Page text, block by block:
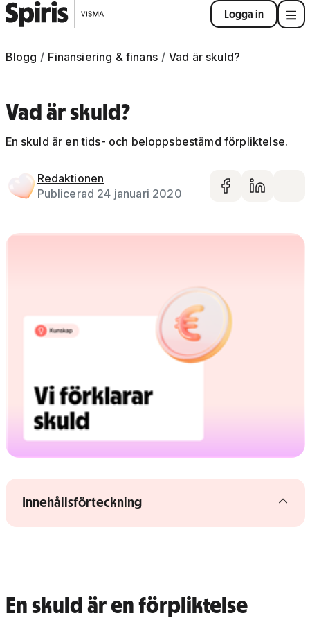
Logga in
Blogg Finansiering & finans Vad är skuld?
Vad är skuld?
En skuld är en tids- och beloppsbestämd förpliktelse.
Redaktionen
Publicerad 24 januari 2020
Dela på
Dela
Gå vidare till artikelns
Visa/dölj innehållsförteckning
Innehållsförteckning
En skuld är en förpliktelse